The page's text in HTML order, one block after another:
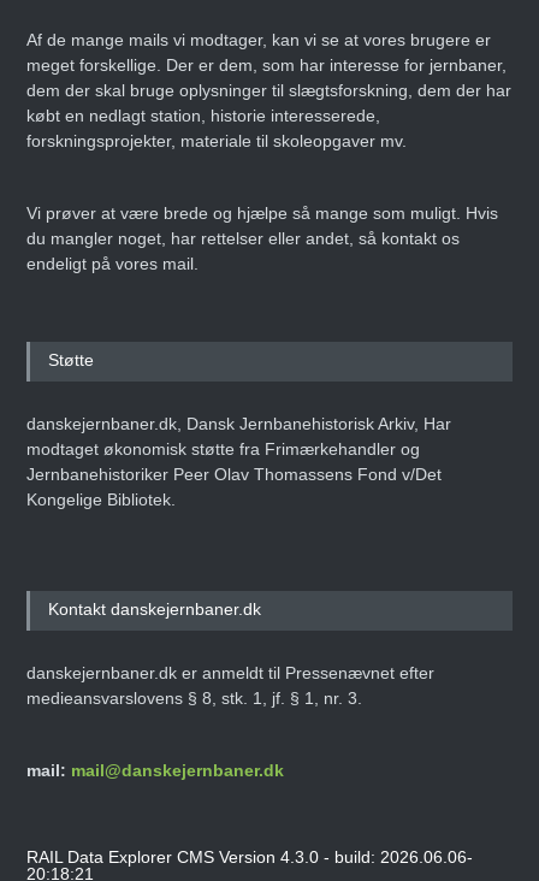
Af de mange mails vi modtager, kan vi se at vores brugere er
meget forskellige. Der er dem, som har interesse for jernbaner,
dem der skal bruge oplysninger til slægtsforskning, dem der har
købt en nedlagt station, historie interesserede,
forskningsprojekter, materiale til skoleopgaver mv.
Vi prøver at være brede og hjælpe så mange som muligt. Hvis
du mangler noget, har rettelser eller andet, så kontakt os
endeligt på vores mail.
Støtte
danskejernbaner.dk, Dansk Jernbanehistorisk Arkiv, Har
modtaget økonomisk støtte fra Frimærkehandler og
Jernbanehistoriker Peer Olav Thomassens Fond v/Det
Kongelige Bibliotek.
Kontakt danskejernbaner.dk
danskejernbaner.dk er anmeldt til Pressenævnet efter
medieansvarslovens § 8, stk. 1, jf. § 1, nr. 3.
mail: mail@danskejernbaner.dk
RAIL Data Explorer CMS Version 4.3.0 - build: 2026.06.06-
20:18:21